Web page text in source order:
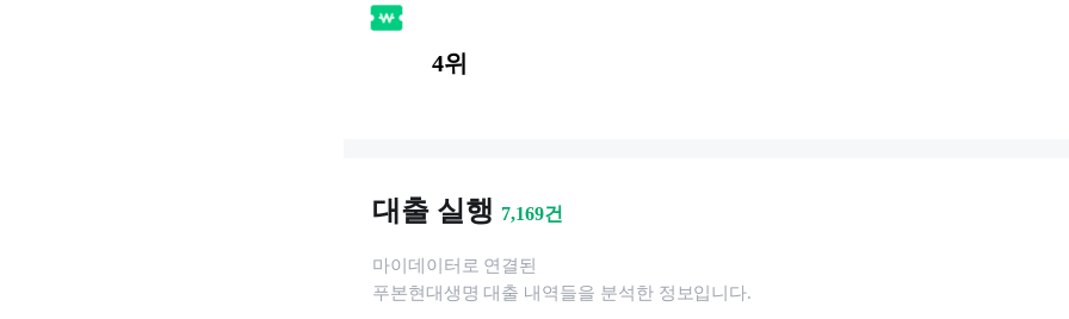
4위
대출 실행 7,169건
마이데이터로 연결된
푸본현대생명 대출 내역들을 분석한 정보입니다.